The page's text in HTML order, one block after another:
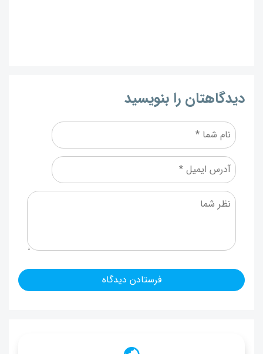
دیدگاهتان را بنویسید